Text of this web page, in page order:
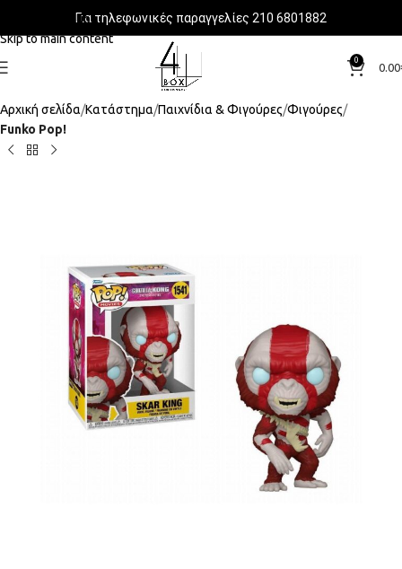
Skip to navigation
Skip to main content
Για τηλεφωνικές παραγγελίες 210 6801882
0
0.00
Αρχική σελίδα Κατάστημα Παιχνίδια & Φιγούρες Φιγούρες
Funko Pop!